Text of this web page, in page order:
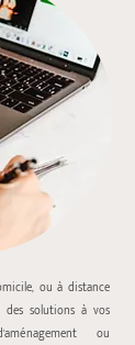
ou à distance
solutions à vos
ou